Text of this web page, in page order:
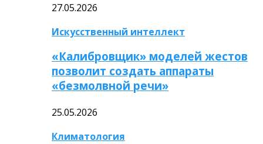
27.05.2026
Искусственный интеллект
«Калибровщик» моделей жестов
позволит создать аппараты
«безмолвной речи»
25.05.2026
Климатология